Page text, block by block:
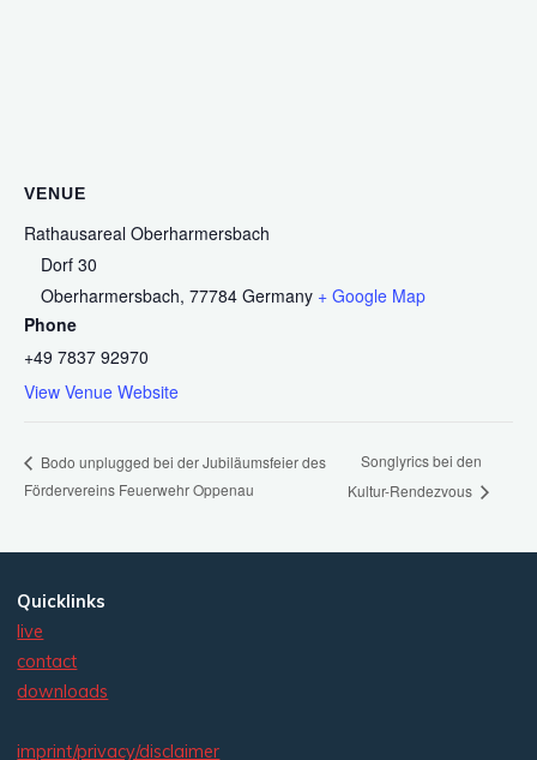
VENUE
Rathausareal Oberharmersbach
Dorf 30
Oberharmersbach, 77784 Germany + Google Map
Phone
+49 7837 92970
View Venue Website
Bodo unplugged bei der Jubiläumsfeier des
Fördervereins Feuerwehr Oppenau
Songlyrics bei den
Kultur-Rendezvous
Quicklinks
live
contact
downloads
imprint/privacy/disclaimer